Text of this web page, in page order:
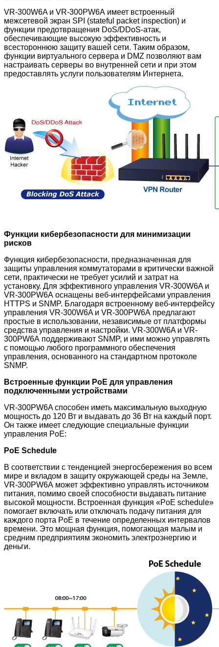
VR-300W6A и VR-300PW6A имеет встроенный
межсетевой экран SPI (stateful packet inspection) и
функции предотвращения DoS/DDoS-атак,
обеспечивающие высокую эффективность и
всестороннюю защиту вашей сети. Таким образом,
функции виртуального сервера и DMZ позволяют вам
настраивать серверы во внутренней сети и при этом
предоставлять услуги пользователям Интернета.
Функции кибербезопасности для минимизации
рисков
Функция кибербезопасности, предназначенная для
защиты управления коммутаторами в критически важной
сети, практически не требует усилий и затрат на
установку. Для эффективного управления VR-300W6A и
VR-300PW6A оснащены веб-интерфейсами управления
HTTPS и SNMP. Благодаря встроенному веб-интерфейсу
управления VR-300W6A и VR-300PW6A предлагают
простые в использовании, независимые от платформы
средства управления и настройки. VR-300W6A и VR-
300PW6A поддерживают SNMP, и ими можно управлять
с помощью любого программного обеспечения
управления, основанного на стандартном протоколе
SNMP.
Встроенные функции PoE для управления
подключенными устройствами
VR-300PW6A способен иметь максимальную выходную
мощность до 120 Вт и выдавать до 36 Вт на каждый порт.
Он также имеет следующие специальные функции
управления PoE:
PoE Schedule
В соответствии с тенденцией энергосбережения во всем
мире и вкладом в защиту окружающей среды на Земле,
VR-300PW6A может эффективно управлять источником
питания, помимо своей способности выдавать питание
высокой мощности. Встроенная функция «PoE schedule»
помогает включать или отключать подачу питания для
каждого порта PoE в течение определенных интервалов
времени. Это мощная функция, помогающая малым и
средним предприятиям экономить электроэнергию и
деньги.